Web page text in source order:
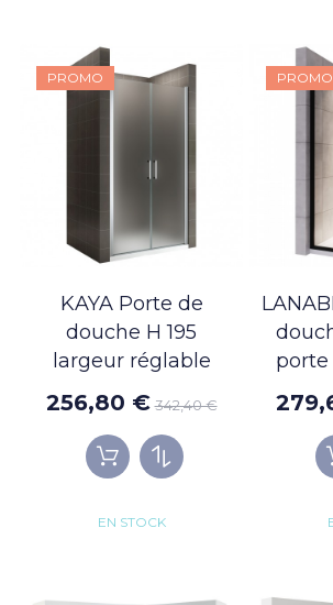
PROMO
KAYA Porte de
douche H 195
largeur réglable
256,80 € 342,40 €
EN STOCK
PROMO
porte